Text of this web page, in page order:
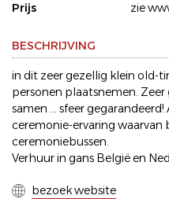
Prijs
zie
BESCHRIJVING
in dit zeer gezellig klein old-
personen plaatsnemen.
samen ... sfeer
ceremonie-ervaring
ceremoniebussen.
Verhuur in gans België en
bezoek website